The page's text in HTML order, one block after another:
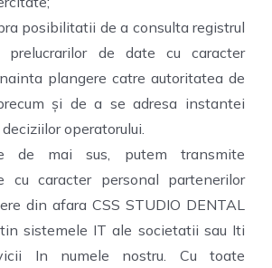
posibilitatii de a consulta registrul
de date cu caracter
plangere catre autoritatea de
și de a se adresa instantei
operatorului.
de mai sus, putem transmite
cu caracter personal partenerilor
din afara CSS STUDIO DENTAL
sistemele IT ale societatii sau Iti
In numele nostru. Cu toate